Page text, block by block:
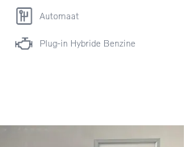
Automaat
Plug-in Hybride Benzine